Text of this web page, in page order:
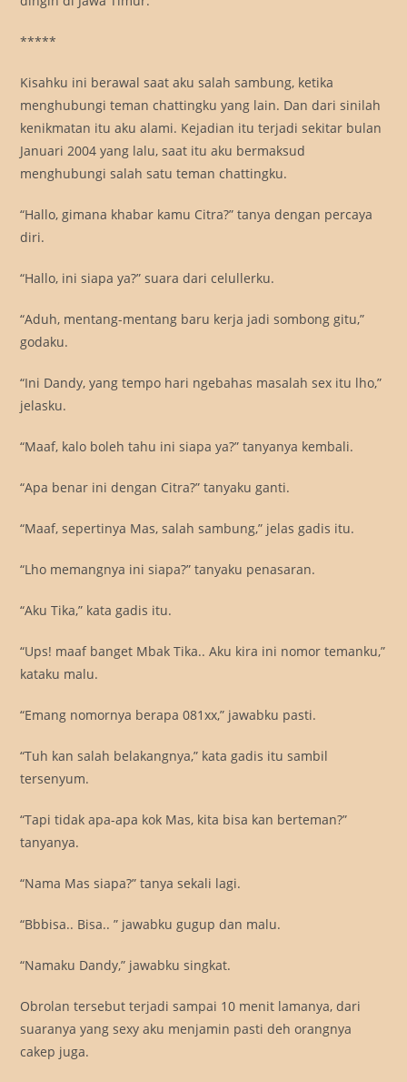
*****
Kisahku ini berawal saat aku salah sambung, ketika
menghubungi teman chattingku yang lain. Dan dari sinilah
kenikmatan itu aku alami. Kejadian itu terjadi sekitar bulan
Januari 2004 yang lalu, saat itu aku bermaksud
menghubungi salah satu teman chattingku.
“Hallo, gimana khabar kamu Citra?” tanya dengan percaya
diri.
“Hallo, ini siapa ya?” suara dari celullerku.
“Aduh, mentang-mentang baru kerja jadi sombong gitu,”
godaku.
“Ini Dandy, yang tempo hari ngebahas masalah sex itu lho,”
jelasku.
“Maaf, kalo boleh tahu ini siapa ya?” tanyanya kembali.
“Apa benar ini dengan Citra?” tanyaku ganti.
“Maaf, sepertinya Mas, salah sambung,” jelas gadis itu.
“Lho memangnya ini siapa?” tanyaku penasaran.
“Aku Tika,” kata gadis itu.
“Ups! maaf banget Mbak Tika.. Aku kira ini nomor temanku,”
kataku malu.
“Emang nomornya berapa 081xx,” jawabku pasti.
“Tuh kan salah belakangnya,” kata gadis itu sambil
tersenyum.
“Tapi tidak apa-apa kok Mas, kita bisa kan berteman?”
tanyanya.
“Nama Mas siapa?” tanya sekali lagi.
“Bbbisa.. Bisa.. ” jawabku gugup dan malu.
“Namaku Dandy,” jawabku singkat.
Obrolan tersebut terjadi sampai 10 menit lamanya, dari
suaranya yang sexy aku menjamin pasti deh orangnya
cakep juga.